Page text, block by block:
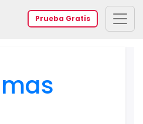
Prueba Gratis